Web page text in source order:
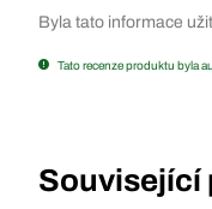
Byla tato informace
Tato recenze produktu byla
Související